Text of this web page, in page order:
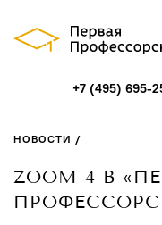
+7 (495) 695-
НОВОСТИ /
ZOOM 4 В